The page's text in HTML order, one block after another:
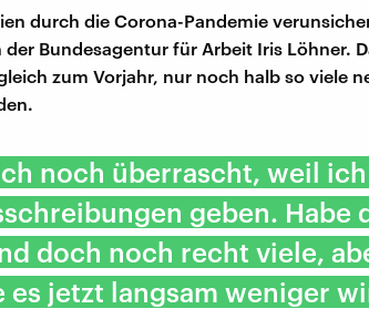
durch die Corona-Pandemie
der Bundesagentur für Arbeit Iris Löhner.
zum Vorjahr, nur noch halb so viele
noch überrascht, weil
geben. Habe
doch noch recht viele,
es jetzt langsam weniger